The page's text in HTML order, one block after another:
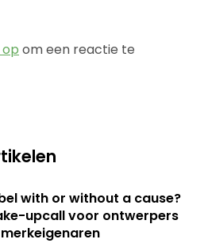
om een reactie te
with or without a cause?
upcall voor ontwerpers